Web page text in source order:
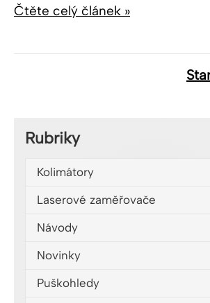
Čtěte celý článek »
Rubriky
Kolimátory
Laserové zaměřovače
Návody
Novinky
Puškohledy